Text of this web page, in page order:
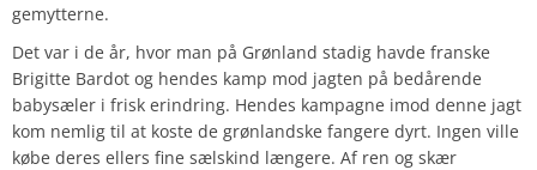
gemytterne.
Det var i de år, hvor man på Grønland stadig havde franske
Brigitte Bardot og hendes kamp mod jagten på bedårende
babysæler i frisk erindring. Hendes kampagne imod denne jagt
kom nemlig til at koste de grønlandske fangere dyrt. Ingen ville
købe deres ellers fine sælskind længere. Af ren og skær